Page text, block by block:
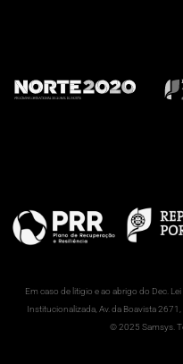
Em caso de litigio e ao abrigo do Dec.
Institucionalizada, Av. da Boavista
© 2025 Samsys.